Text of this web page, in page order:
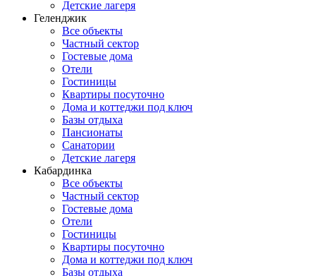
Детские лагеря
Геленджик
Все объекты
Частный сектор
Гостевые дома
Отели
Гостиницы
Квартиры посуточно
Дома и коттеджи под ключ
Базы отдыха
Пансионаты
Санатории
Детские лагеря
Кабардинка
Все объекты
Частный сектор
Гостевые дома
Отели
Гостиницы
Квартиры посуточно
Дома и коттеджи под ключ
Базы отдыха